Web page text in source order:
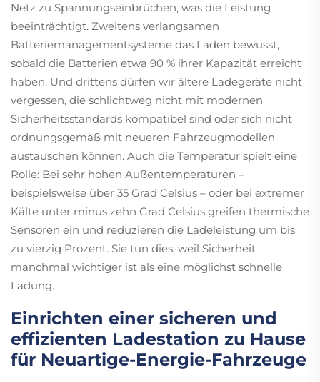
Netz zu Spannungseinbrüchen, was die Leistung
beeinträchtigt. Zweitens verlangsamen
Batteriemanagementsysteme das Laden bewusst,
sobald die Batterien etwa 90 % ihrer Kapazität erreicht
haben. Und drittens dürfen wir ältere Ladegeräte nicht
vergessen, die schlichtweg nicht mit modernen
Sicherheitsstandards kompatibel sind oder sich nicht
ordnungsgemäß mit neueren Fahrzeugmodellen
austauschen können. Auch die Temperatur spielt eine
Rolle: Bei sehr hohen Außentemperaturen –
beispielsweise über 35 Grad Celsius – oder bei extremer
Kälte unter minus zehn Grad Celsius greifen thermische
Sensoren ein und reduzieren die Ladeleistung um bis
zu vierzig Prozent. Sie tun dies, weil Sicherheit
manchmal wichtiger ist als eine möglichst schnelle
Ladung.
Einrichten einer sicheren und
effizienten Ladestation zu Hause
für Neuartige-Energie-Fahrzeuge